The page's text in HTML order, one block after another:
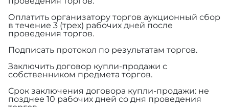
Оплатить организатору торгов аукционный сбор
в течение 3 (трех) рабочих дней после
проведения торгов.
Подписать протокол по результатам торгов.
Заключить договор купли-продажи с
собственником предмета торгов.
Срок заключения договора купли-продажи: не
позднее 10 рабочих дней со дня проведения